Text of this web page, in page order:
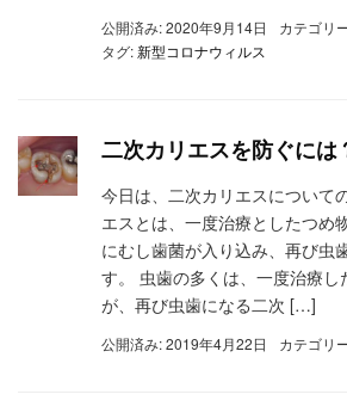
公開済み: 2020年9月14日 カテゴリ
タグ:新型コロナウィルス
二次カリエスを防ぐには
今日は、二次カリエスについて
エスとは、一度治療としたつめ
にむし歯菌が入り込み、再び虫
す。 虫歯の多くは、一度治療し
が、再び虫歯になる二次 […]
公開済み: 2019年4月22日 カテゴリ